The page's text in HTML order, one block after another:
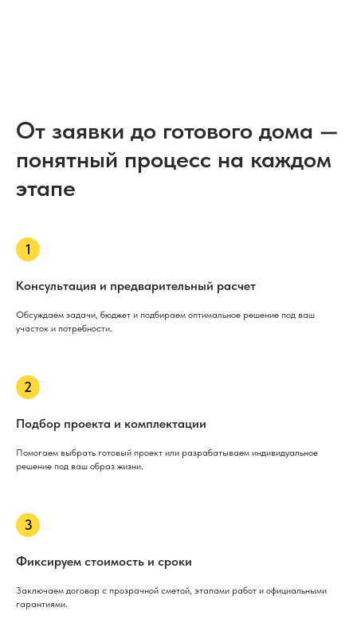
От заявки до готового дома —
понятный процесс на каждом
этапе
Консультация и предварительный расчет
Обсуждаем задачи, бюджет и подбираем оптимальное решение под ваш
участок и потребности.
Подбор проекта и комплектации
Помогаем выбрать готовый проект или разрабатываем индивидуальное
решение под ваш образ жизни.
Фиксируем стоимость и сроки
Заключаем договор с прозрачной сметой, этапами работ и официальными
гарантиями.